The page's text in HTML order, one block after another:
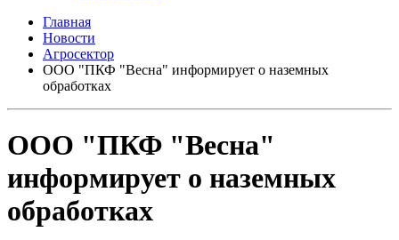
Главная
Новости
Агросектор
ООО "ПКФ "Весна" информирует о наземных
обработках
ООО "ПКФ "Весна"
информирует о наземных
обработках